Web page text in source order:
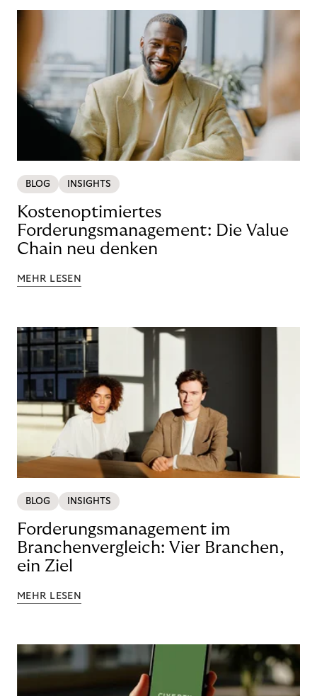
BLOG INSIGHTS
Kostenoptimiertes
Forderungsmanagement: Die Value
Chain neu denken
MEHR LESEN
BLOG INSIGHTS
Forderungsmanagement im
Branchenvergleich: Vier Branchen,
ein Ziel
MEHR LESEN